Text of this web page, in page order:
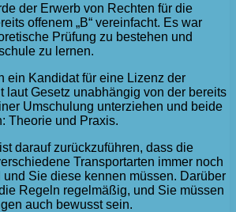
der Erwerb von Rechten für die
offenem „B“ vereinfacht. Es war
Prüfung zu bestehen und
zu lernen.
ein Kandidat für eine Lizenz der
laut Gesetz unabhängig von der bereits
Umschulung unterziehen und beide
Theorie und Praxis.
darauf zurückzuführen, dass die
Transportarten immer noch
Sie diese kennen müssen. Darüber
Regeln regelmäßig, und Sie müssen
auch bewusst sein.